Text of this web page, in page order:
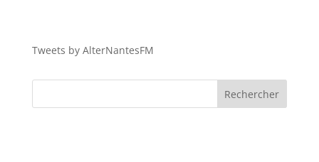
Tweets by AlterNantesFM